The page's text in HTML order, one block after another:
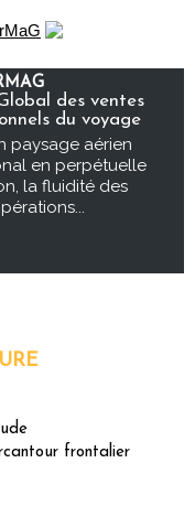
des ventes
du voyage
paysage aérien
en perpétuelle
la fluidité des
frontalier